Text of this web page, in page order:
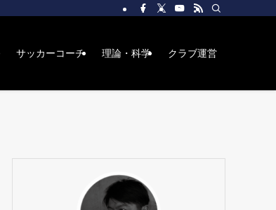
サッカーコーチ 理論・科学 クラブ運営